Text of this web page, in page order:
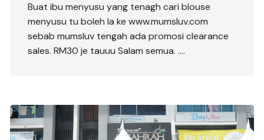
Buat ibu menyusu yang tenagh cari blouse
menyusu tu boleh la ke www.mumsluv.com
sebab mumsluv tengah ada promosi clearance
sales. RM30 je tauuu Salam semua. ….